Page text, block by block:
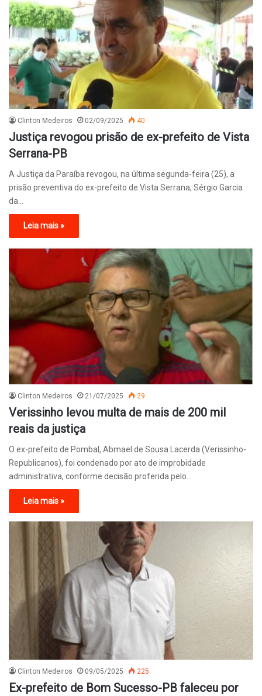
Clinton Medeiros 02/09/2025 40
Justiça revogou prisão de ex-prefeito de Vista
Serrana-PB
A Justiça da Paraíba revogou, na última segunda-feira (25), a
prisão preventiva do ex-prefeito de Vista Serrana, Sérgio Garcia
da…
Leia mais »
Clinton Medeiros 21/07/2025 29
Verissinho levou multa de mais de 200 mil
reais da justiça
O ex-prefeito de Pombal, Abmael de Sousa Lacerda (Verissinho-
Republicanos), foi condenado por ato de improbidade
administrativa, conforme decisão proferida pelo…
Leia mais »
Clinton Medeiros 09/05/2025 225
Ex-prefeito de Bom Sucesso-PB faleceu por